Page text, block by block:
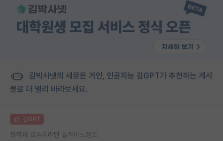
김박사넷의 새로운 거인, 인공지능 김GPT가 추천하는 게시
물로 더 멀리 바라보세요.
김GPT
화학과 교수되려면 실적어느정도